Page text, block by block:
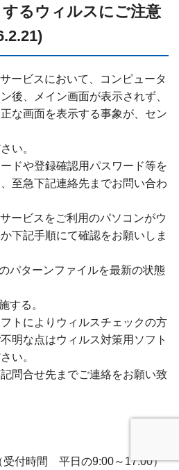
るウィルスにご注意
ービスにおいて、コンピュータ
後、メイン画面が表示されず、
な画面を表示する事象が、セン
い。
ドや登録確認用パスワード等を
至急下記連絡先までお問い合わ
ービスをご利用のパソコンがウ
下記手順にて確認をお願いしま
パターンファイルを最新の状態
する。
トによりウィルスチェックの方
明な点はウィルス対策用ソフト
い。
問合せ先までご連絡をお願い致
付時間 平日の9:00～17:00）